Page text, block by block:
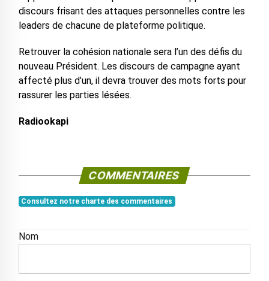
discours frisant des attaques personnelles contre les
leaders de chacune de plateforme politique.
Retrouver la cohésion nationale sera l’un des défis du
nouveau Président. Les discours de campagne ayant
affecté plus d’un, il devra trouver des mots forts pour
rassurer les parties lésées.
Radiookapi
COMMENTAIRES
Consultez notre charte des commentaires
Nom